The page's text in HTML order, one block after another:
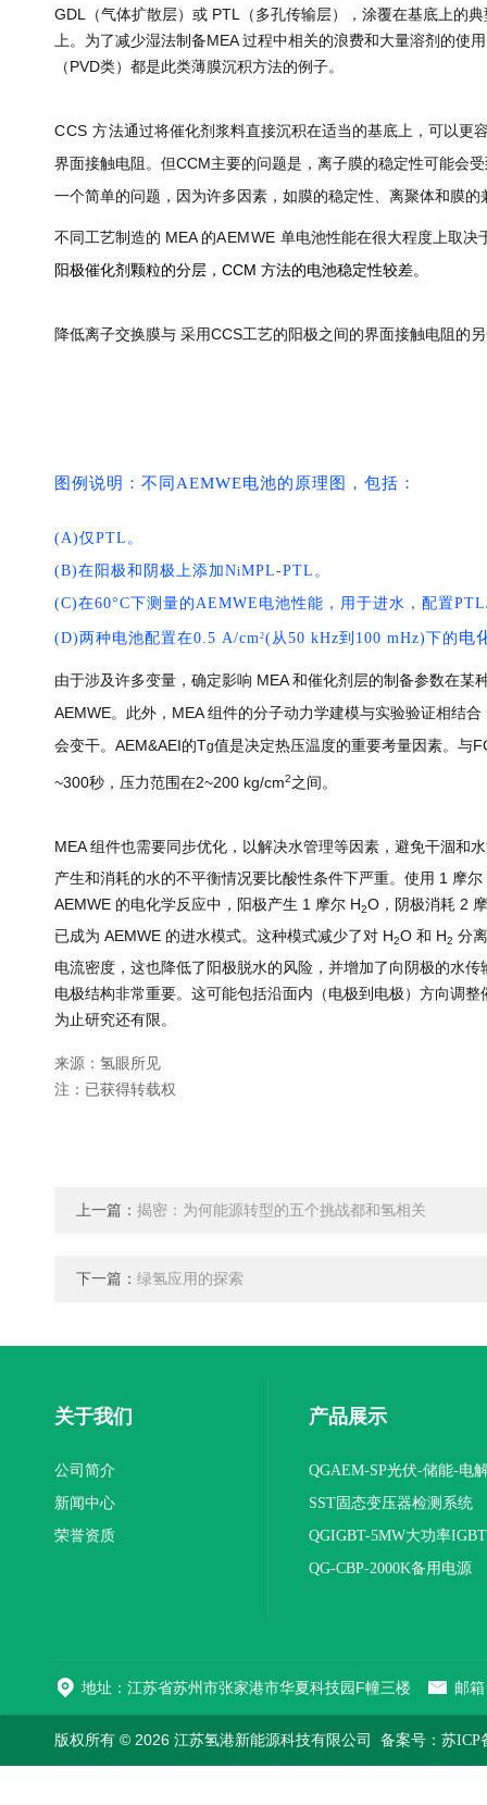
GDL（气体扩散层）或 PTL（多孔传输层），涂覆在基底上的
上。为了减少湿法制备MEA 过程中相关的浪费和大量溶剂的
（PVD类）都是此类薄膜沉积方法的例子。
CCS 方法通过将催化剂浆料直接沉积在适当的基底上，可以更
界面接触电阻。但CCM主要的问题是，离子膜的稳定性可能会
一个简单的问题，因为许多因素，如膜的稳定性、离聚体和膜
不同工艺制造的 MEA 的AEMWE单电池性能在很大程度上取决
阳极催化剂颗粒的分层，CCM 方法的电池稳定性较差。
降低离子交换膜与 采用CCS工艺的阳极之间的界面接触电阻的
图例说明：不同AEMWE电池的原理图，包括：
(A)仅PTL。
(B)在阳极和阴极上添加NiMPL-PTL。
(C)在60°C下测量的AEMWE电池性能，用于进水，配置
(D)两种电池配置在0.5 A/cm 2(从50 kHz到100 mHz)下的 电
由于涉及许多变量，确定影响 MEA 和催化剂层的制备参数在
AEMWE。此外，MEA 组件的分子动力学建模与实验验证相结
会变干。AEM&AEI的Tg值是决定热压温度的重要考量因素。与
~300秒，压力范围在2~200 kg/cm2之间。
MEA 组件也需要同步优化，以解决水管理等因素，避免干涸和
产生和消耗的水的不平衡情况要比酸性条件下严重。使用 1 摩
AEMWE 的电化学反应中，阳极产生 1 摩尔 H2O，阴极消耗 2
已成为 AEMWE 的进水模式。这种模式减少了对 H2O 和 H2 分
电流密度，这也降低了阳极脱水的风险，并增加了向阴极的水
电极结构非常重要。这可能包括沿面内（电极到电极）方向调
为止研究还有限。
来源：氢眼所见
注：已获得转载权
上一篇： 揭密：为何能源转型的五个挑战都和氢相关
下一篇： 绿氢应用的探索
关于我们
公司简介
新闻中心
荣誉资质
产品展示
QGAEM-SP光伏-储能-电
体化测试平台
SST固态变压器检测系统
QGIGBT-5MW大功率
电源
QG-CBP-2000K备用电源
地址：江苏省苏州市张家港市华夏科技园F幢三楼 邮
版权所有 © 2026 江苏氢港新能源科技有限公司 备案号：苏ICP